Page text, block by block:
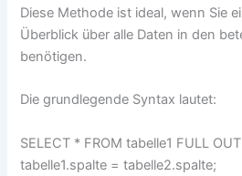
Diese Methode ist ideal, wenn Sie
Überblick über alle Daten in den
benötigen.
Die grundlegende Syntax lautet:
SELECT * FROM tabelle1 FULL
tabelle1.spalte = tabelle2.spalte;